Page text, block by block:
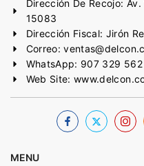
Dirección De Recojo:
15083
Dirección Fiscal: Jirón
Correo:
WhatsApp: 907 329 562
Web Site:
MENU